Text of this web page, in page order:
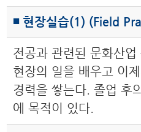
◾ 현장실습(1) (Field
전공과 관련된 문화산
현장의 일을 배우고 이
경력을 쌓는다. 졸업 후
에 목적이 있다.